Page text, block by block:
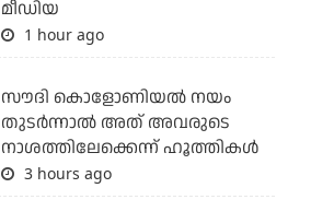
മീഡിയ
1 hour ago
സൗദി കൊളോണിയല്‍ നയം
തുടര്‍ന്നാല്‍ അത് അവരുടെ
നാശത്തിലേക്കെന്ന് ഹൂത്തികള്‍
3 hours ago